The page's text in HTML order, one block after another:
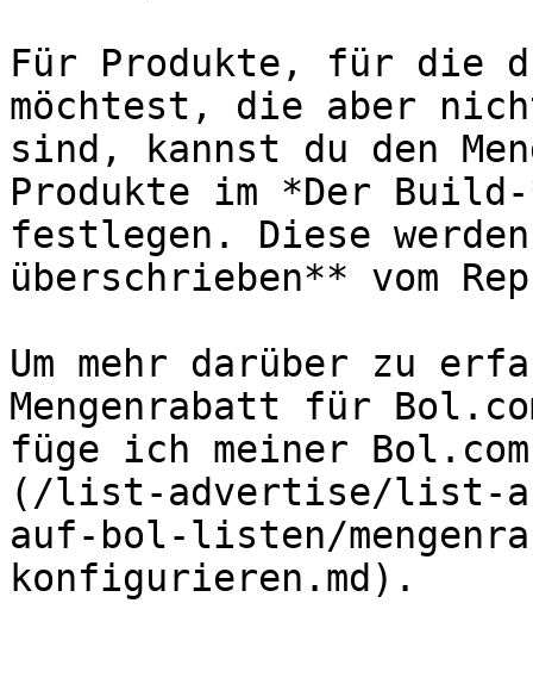
Für Produkte, für die
möchtest, die aber
sind, kannst du den
Produkte im *Der
festlegen. Diese
überschrieben** vom
Um mehr darüber zu
Mengenrabatt für
füge ich meiner
(/list-advertise/list-
auf-bol-listen/
konfigurieren.md).